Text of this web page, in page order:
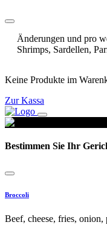
Änderungen und pro
Shrimps, Sardellen,
Keine Produkte im
Zur Kassa
Bestimmen Sie Ihr
Broccoli
Beef, cheese, fries, onion,